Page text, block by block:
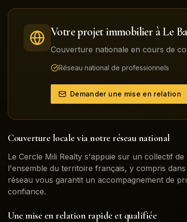
Votre projet immobilier àLe
Couverture nationale en cours de
Réseau national de professionnels
Demander une mise en relation
Couverture locale via notre réseau national
Le Cercle Mili Realty s'appuie sur un collectif
l'ensemble du territoire français, y compris dans
réseau vous garantit un accompagnement de
confiance.
Une mise en relation rapide et qualifiée